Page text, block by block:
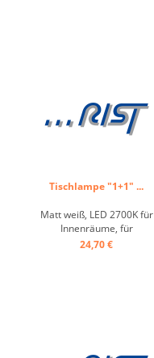
Tischlampe "1+1" ...
Matt weiß, LED 2700K für
Innenräume, für
Innenräume, ohne
24,70 €